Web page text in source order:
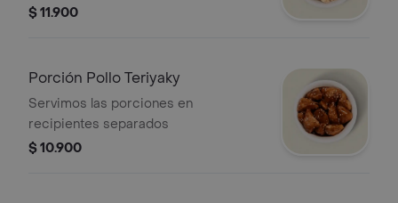
$ 11.900
Porción Pollo Teriyaky
Servimos las porciones en
recipientes separados
$ 10.900